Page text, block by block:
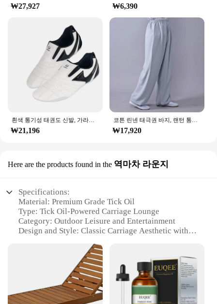
₩27,927 ₩6,390
흰색 통기성 태권도 신발, 가라테 쿵푸 레슬링 무술 신발, 성인 어린이 미끄럼 방지 소프트 옥스포드 밑창 스니커즈
₩21,196
코튼 린넨 태극권 바지, 랜턴 통기성, 남성 무술 바지, 요가, 태권도 복싱, 가라테, 제트, 쿤도 바지
₩17,920
Here are the products found in the 역마차 라운지
Specifications:
Material: Premium Grade Tick Oil
Type: Tick Oil-Powered Carriage Lounge
Category: Outdoor Leisure and Entertainment
Design and Style: Classic Carriage Aesthetic with
Usage and Purpose: Ideal for Relaxation and Social
Performance and Property: High-Efficiency Tick Oil
Engine for Smooth Rides
Parts and Accessories: Comprehensive Set
Including Chairs, Tables, and Umbrellas